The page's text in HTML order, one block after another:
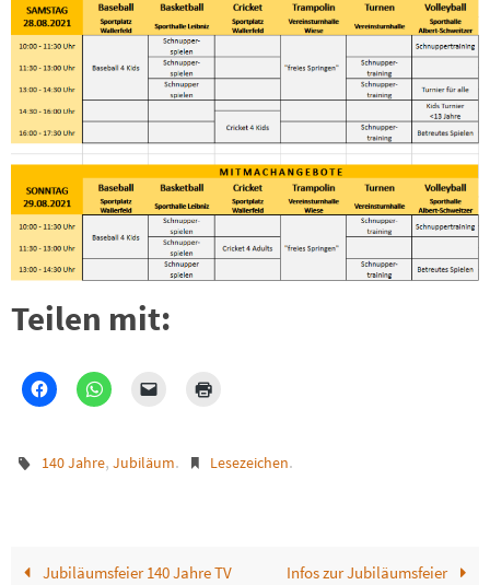
Teilen mit:
140 Jahre,Jubiläum. Lesezeichen.
Jubiläumsfeier 140 Jahre TV
Infos zur Jubiläumsfeier